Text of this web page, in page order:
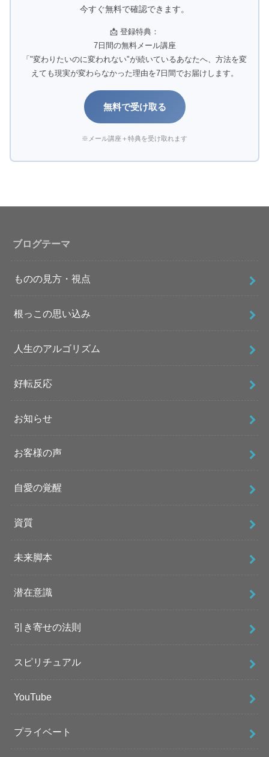
今すぐ無料で確認できます。
📩 登録特典：
7日間の無料メール講座
「"変わりたいのに変われない"が続いているあなたへ、方法を変
えても現実が変わらなかった理由を7日間でお届けします。
無料で受け取る
※メール講座＋特典を受け取れます
ブログテーマ
ものの見方・視点
根っこの思い込み
人生のアルゴリズム
好転反応
お知らせ
お客様の声
自愛の覚醒
資質
未来脚本
潜在意識
引き寄せの法則
スピリチュアル
YouTube
プライベート